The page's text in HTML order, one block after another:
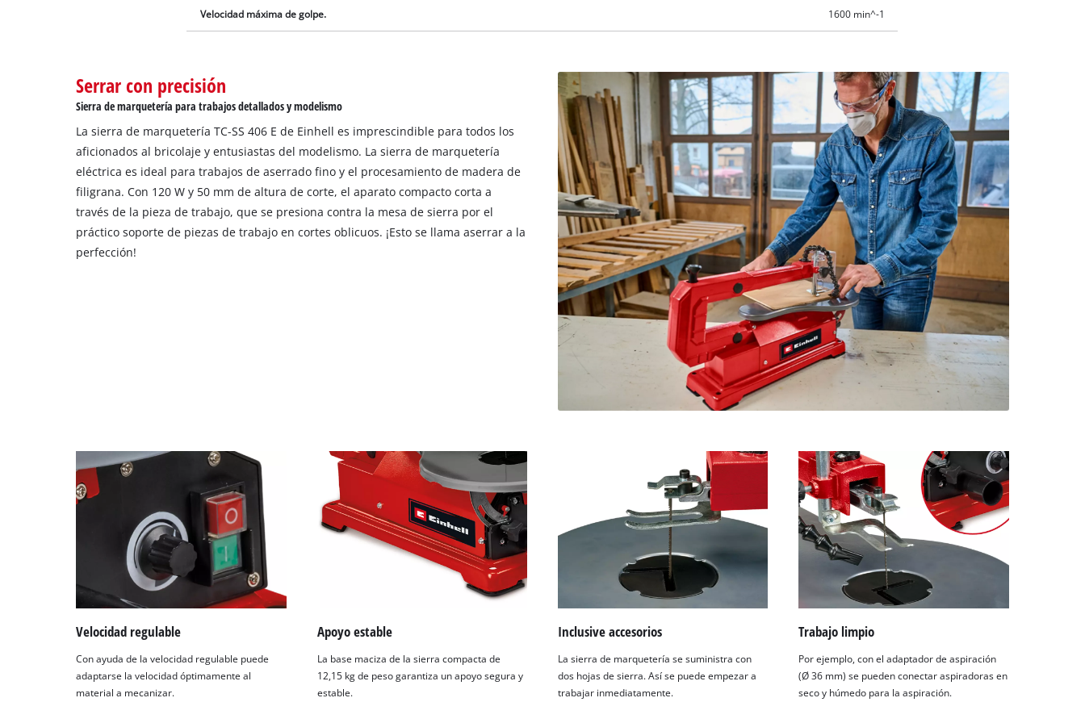
Velocidad máxima de golpe. 1600 min^-1
Serrar con precisión
Sierra de marquetería para trabajos detallados y modelismo
La sierra de marquetería TC-SS 406 E de Einhell es imprescindible para todos los
aficionados al bricolaje y entusiastas del modelismo. La sierra de marquetería
eléctrica es ideal para trabajos de aserrado fino y el procesamiento de madera de
filigrana. Con 120 W y 50 mm de altura de corte, el aparato compacto corta a
través de la pieza de trabajo, que se presiona contra la mesa de sierra por el
práctico soporte de piezas de trabajo en cortes oblicuos. ¡Esto se llama aserrar a la
perfección!
Velocidad regulable
Con ayuda de la velocidad regulable puede
adaptarse la velocidad óptimamente al
material a mecanizar.
Apoyo estable
La base maciza de la sierra compacta de
12,15 kg de peso garantiza un apoyo segura y
estable.
Inclusive accesorios
La sierra de marquetería se suministra con
dos hojas de sierra. Así se puede empezar a
trabajar inmediatamente.
Trabajo limpio
Por ejemplo, con el adaptador de aspiración
(Ø 36 mm) se pueden conectar aspiradoras en
seco y húmedo para la aspiración.